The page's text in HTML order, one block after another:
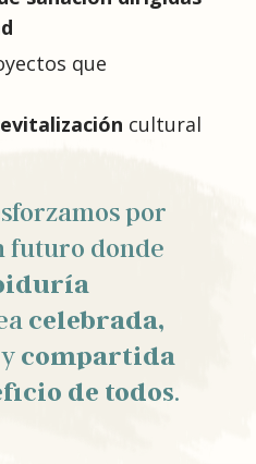
que
cultural
por
futuro donde
celebrada,
y compartida
de todos.